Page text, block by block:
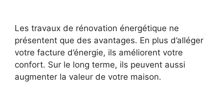
Les travaux de rénovation énergétique ne
présentent que des avantages. En plus d’alléger
votre facture d’énergie, ils améliorent votre
confort. Sur le long terme, ils peuvent aussi
augmenter la valeur de votre maison.